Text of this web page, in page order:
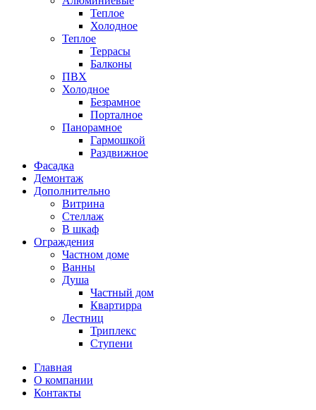
Теплое
Холодное
Теплое
Террасы
Балконы
ПВХ
Холодное
Безрамное
Порталное
Панорамное
Гармошкой
Раздвижное
Фасадка
Демонтаж
Дополнительно
Витрина
Стеллаж
В шкаф
Ограждения
Частном доме
Ванны
Душа
Частный дом
Квартирра
Лестниц
Триплекс
Ступени
Главная
О компании
Контакты